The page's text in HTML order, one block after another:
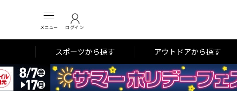
メニュー ログイン
スポーツから探す アウトドアから探す